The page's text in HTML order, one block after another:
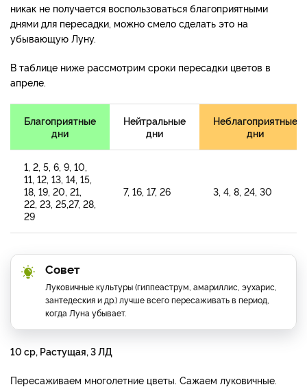
никак не получается воспользоваться благоприятными
днями для пересадки, можно смело сделать это на
убывающую Луну.
В таблице ниже рассмотрим сроки пересадки цветов в
апреле.
Благоприятные
дни
Нейтральные
дни
Неблагоприятные
дни
1, 2, 5, 6, 9, 10,
11, 12, 13, 14, 15,
18, 19, 20, 21,
22, 23, 25,27, 28,
29
7, 16, 17, 26 3, 4, 8, 24, 30
Совет
Луковичные культуры (гиппеаструм, амариллис, эухарис,
зантедеския и др.) лучше всего пересаживать в период,
когда Луна убывает.
10 ср, Растущая, 3 ЛД
Пересаживаем многолетние цветы. Сажаем луковичные.